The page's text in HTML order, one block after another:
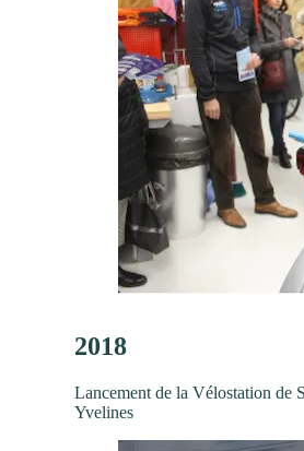
2018
Lancement de la Vélostation de
Yvelines